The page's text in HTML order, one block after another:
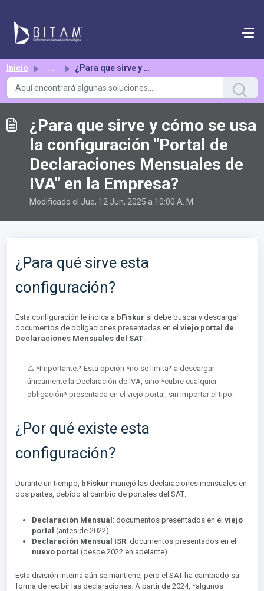
Inicio ... ¿Para que sirve y cómo se usa la configuración "Port...
¿Para que sirve y cómo se usa
la configuración "Portal de
Declaraciones Mensuales de
IVA" en la Empresa?
Modificado el Jue, 12 Jun, 2025 a 10:00 A. M.
¿Para qué sirve esta
configuración?
Esta configuración le indica a bFiskur si debe buscar y descargar
documentos de obligaciones presentadas en el viejo portal de
Declaraciones Mensuales del SAT.
⚠️ *Importante:* Esta opción *no se limita* a descargar
únicamente la Declaración de IVA, sino *cubre cualquier
obligación* presentada en el viejo portal, sin importar el tipo.
¿Por qué existe esta
configuración?
Durante un tiempo, bFiskur manejó las declaraciones mensuales en
dos partes, debido al cambio de portales del SAT:
Declaración Mensual: documentos presentados en el viejo
portal (antes de 2022).
Declaración Mensual ISR: documentos presentados en el
nuevo portal (desde 2022 en adelante).
Esta división interna aún se mantiene, pero el SAT ha cambiado su
forma de recibir las declaraciones. A partir de 2024, *algunos